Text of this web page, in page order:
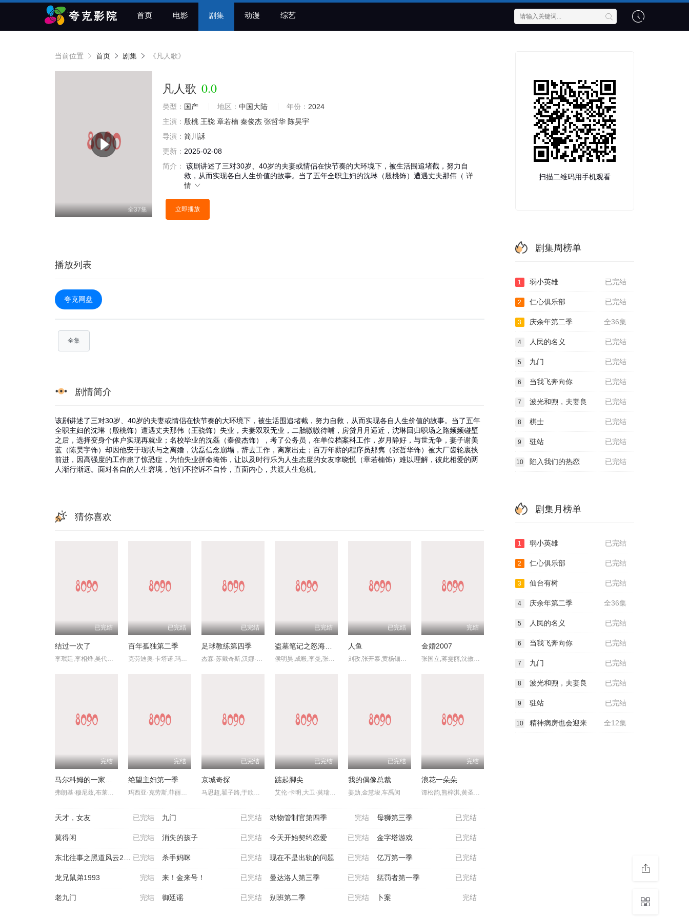
首页 电影 剧集 动漫 综艺
当前位置 首页 剧集 《凡人歌》
全37集
凡人歌 0.0
类型： 国产 地区： 中国大陆 年份： 2024
主演： 殷桃 王骁 章若楠 秦俊杰 张哲华 陈昊宇
导演： 简川訸
更新： 2025-02-08
简介：
该剧讲述了三对30岁、40岁的夫妻或情侣在快节奏的大环境下，被生活围追堵截，努力自
救，从而实现各自人生价值的故事。当了五年全职主妇的沈琳（殷桃饰）遭遇丈夫那伟（ 详
情
立即播放
播放列表
夸克网盘
全集
剧情简介
该剧讲述了三对30岁、40岁的夫妻或情侣在快节奏的大环境下，被生活围追堵截，努力自救，从而实现各自人生价值的故事。当了五年
全职主妇的沈琳（殷桃饰）遭遇丈夫那伟（王骁饰）失业，夫妻双双无业，二胎嗷嗷待哺，房贷月月逼近，沈琳回归职场之路频频碰壁
之后，选择变身个体户实现再就业；名校毕业的沈磊（秦俊杰饰），考了公务员，在单位档案科工作，岁月静好，与世无争，妻子谢美
蓝（陈昊宇饰）却因他安于现状与之离婚，沈磊信念崩塌，辞去工作，离家出走；百万年薪的程序员那隽（张哲华饰）被大厂齿轮裹挟
前进，因高强度的工作患了惊恐症，为怕失业拼命掩饰，让以及时行乐为人生态度的女友李晓悦（章若楠饰）难以理解，彼此相爱的两
人渐行渐远。面对各自的人生窘境，他们不控诉不自怜，直面内心，共渡人生危机。
猜你喜欢
已完结
结过一次了
李珉廷,李相烨,吴代焕,吴允儿,李初熙
已完结
百年孤独第二季
克劳迪奥·卡塔诺,玛莉达·索托,罗兰·索菲亚,阿基玛,维尼亚·马查多,赫苏斯-雷耶斯,戴里斯·范·格里肯,Rubén,Alberto,Prado,Restrepo,Rashed,Estefenn,安立奎·波维达,路易斯·费尔南多·吉尔,安吉拉·杜阿尔特,Cecilia,Ramírez,Leonardo,Aldana,De,Hoyos,Johanna,Angulo
已完结
足球教练第四季
杰森·苏戴奇斯,汉娜·沃丁厄姆,朱诺·坦普尔,布雷特·戈德斯坦,杰里米·斯威夫特,布兰登·亨特,塔尼娅·雷诺兹,裘德·马克,费伊·马赛,雷克斯·海耶斯,艾斯林·沙基,艾比·赫恩,格兰特·菲利,索菲·西蒙特,克莱尔·阿什顿,米歇尔·戴维森,尼尔·多德森-哈托
已完结
盗墓笔记之怒海潜沙 秦岭神树
侯明昊,成毅,李曼,张博宇
已完结
人鱼
刘孜,张开泰,黄杨钿甜,董勇,张帆,陈创,何思甜,张棪琰,罗海琼,是安,赵健,段钰,董向荣,薛佳凝,方晓东,李庆誉,张译文
完结
金婚2007
张国立,蒋雯丽,沈傲君,林永健,苗乙乙,王海燕,李菁菁,王雷,于明加,彭心宜,王彩平,张晓龙,严敏裘,冯雷,赵秦,贺刚,于滨,张英,普超英,丁勇岱,赵丽颖,陈星旭
完结 完结
绝望主妇第一季
玛西亚·克劳斯,菲丽西提·霍夫曼,伊娃·朗格利亚,马克·摩斯,詹姆斯·丹顿,布兰达·斯特朗,特丽·哈彻,尼科莱特·谢里丹
已完结
京城奇探
已完结
踮起脚尖
艾伦·卡明,大卫·莫瑞瑟,伊丽莎白·贝林顿,保罗·瑞斯,泼奇·奎尼尔,卢扬达·乌纳提·刘易斯·尼亚沃,查理·孔杜,丹尼斯·韦尔奇,Stephen,Bailey,Clarisse,Félix,Isaac,Turner,Gabriel,Clark,Iz,Hesketh,Sharlene,Dwyer,Rory,Gallagher,多米尼克·霍尔姆斯,Jackson,Connor,Tyler,Dobbs,Jake,Waring,Josep
已完结
我的偶像总裁
姜勋,金慧埈,车禹闵
完结
浪花一朵朵
已完结
天才，女友 已完结
九门 完结
动物管制官第四季 已完结
母狮第三季
已完结
莫得闲 已完结
消失的孩子 已完结
今天开始契约恋爱 已完结
金字塔游戏
已完结
东北往事之黑道风云20年 已完结
杀手妈咪 已完结
现在不是出轨的问题 已完结
亿万第一季
完结
龙兄鼠弟1993 已完结
来！金来号！ 已完结
曼达洛人第三季 已完结
惩罚者第一季
完结
老九门 已完结
御廷谣 已完结
别班第二季 完结
卜案
扫描二维码用手机观看
剧集周榜单
已完结
1 弱小英雄
已完结
2 仁心俱乐部
全36集
3 庆余年第二季
已完结
4 人民的名义
已完结
5 九门
已完结
6 当我飞奔向你
已完结
7 波光和煦，夫妻良
已完结
8 棋士
已完结
9 驻站
已完结
10 陷入我们的热恋
剧集月榜单
已完结
1 弱小英雄
已完结
2 仁心俱乐部
已完结
3 仙台有树
全36集
4 庆余年第二季
已完结
5 人民的名义
已完结
6 当我飞奔向你
已完结
7 九门
已完结
8 波光和煦，夫妻良
已完结
9 驻站
全12集
10 精神病房也会迎来